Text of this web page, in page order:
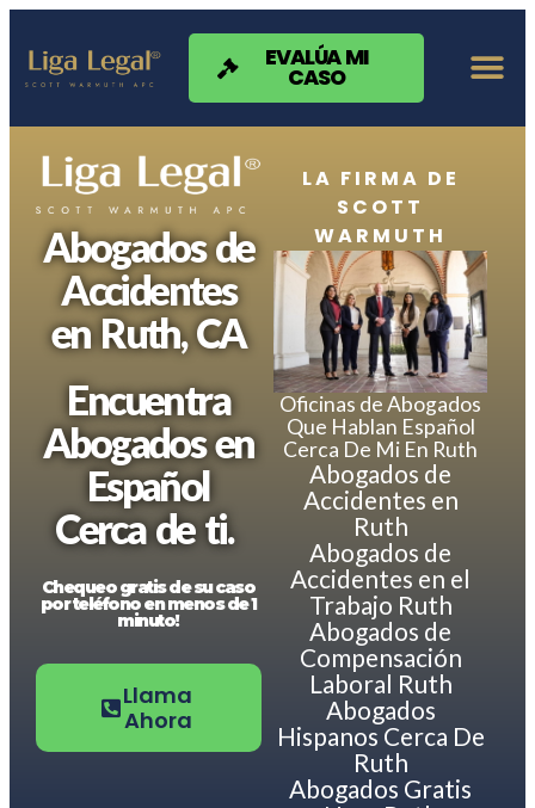
Nota:
sitio
web
accesibilidad.
EVALÚA MI
CASO
Abogados de
Accidentes
en Ruth, CA
Encuentra
Abogados en
Español
Cerca de ti.
Chequeo gratis de su caso
por teléfono en menos de 1
minuto!
Llama
Ahora
LA FIRMA DE
SCOTT
WARMUTH
Oficinas de Abogados
Que Hablan Español
Cerca De Mi En Ruth
Abogados de
Accidentes en
Ruth
Abogados de
Accidentes en el
Trabajo Ruth
Abogados de
Compensación
Laboral Ruth
Abogados
Hispanos Cerca De
Ruth
Abogados Gratis